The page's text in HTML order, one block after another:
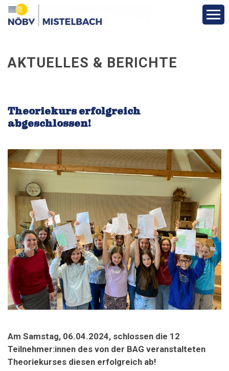
Über den Bezirk
Funktionäre
Fotos
Veranstaltungen
Formulare & Downloads
AKTUELLES & BERICHTE
Theoriekurs erfolgreich
abgeschlossen!
Am Samstag, 06.04.2024, schlossen die 12
Teilnehmer:innen des von der BAG veranstalteten
Theoriekurses diesen erfolgreich ab!